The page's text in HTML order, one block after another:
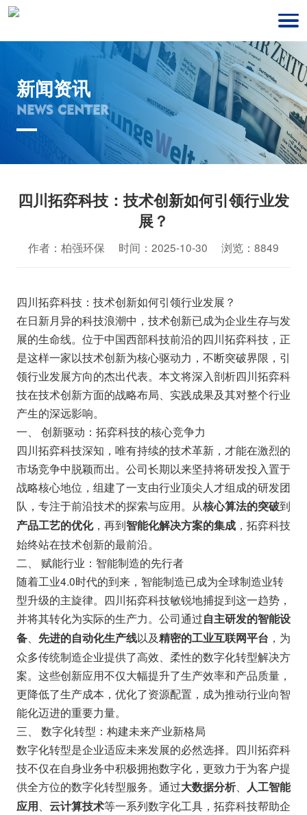
新闻资讯
NEWS CENTER
四川拓弈科技：技术创新如何引领行业发
展？
作者：柏强环保 时间：2025-10-30 浏览：8849
四川拓弈科技：技术创新如何引领行业发展？
在日新月异的科技浪潮中，技术创新已成为企业生存与发
展的生命线。位于中国西部科技前沿的四川拓弈科技，正
是这样一家以技术创新为核心驱动力，不断突破界限，引
领行业发展方向的杰出代表。本文将深入剖析四川拓弈科
技在技术创新方面的战略布局、实践成果及其对整个行业
产生的深远影响。
一、 创新驱动：拓弈科技的核心竞争力
四川拓弈科技深知，唯有持续的技术革新，才能在激烈的
市场竞争中脱颖而出。公司长期以来坚持将研发投入置于
战略核心地位，组建了一支由行业顶尖人才组成的研发团
队，专注于前沿技术的探索与应用。从核心算法的突破到
产品工艺的优化，再到智能化解决方案的集成，拓弈科技
始终站在技术创新的最前沿。
二、 赋能行业：智能制造的先行者
随着工业4.0时代的到来，智能制造已成为全球制造业转
型升级的主旋律。四川拓弈科技敏锐地捕捉到这一趋势，
并将其转化为实际的生产力。公司通过自主研发的智能设
备、 先进的自动化生产线以及精密的工业互联网平台 ，为
众多传统制造企业提供了高效、柔性的数字化转型解决方
案。这些创新应用不仅大幅提升了生产效率和产品质量，
更降低了生产成本，优化了资源配置，成为推动行业向智
能化迈进的重要力量。
三、 数字化转型：构建未来产业新格局
数字化转型是企业适应未来发展的必然选择。四川拓弈科
技不仅在自身业务中积极拥抱数字化，更致力于为客户提
供全方位的数字化转型服务。通过大数据分析、 人工智能
应用
云计算技术等一系列数字化工具，拓弈科技帮助企